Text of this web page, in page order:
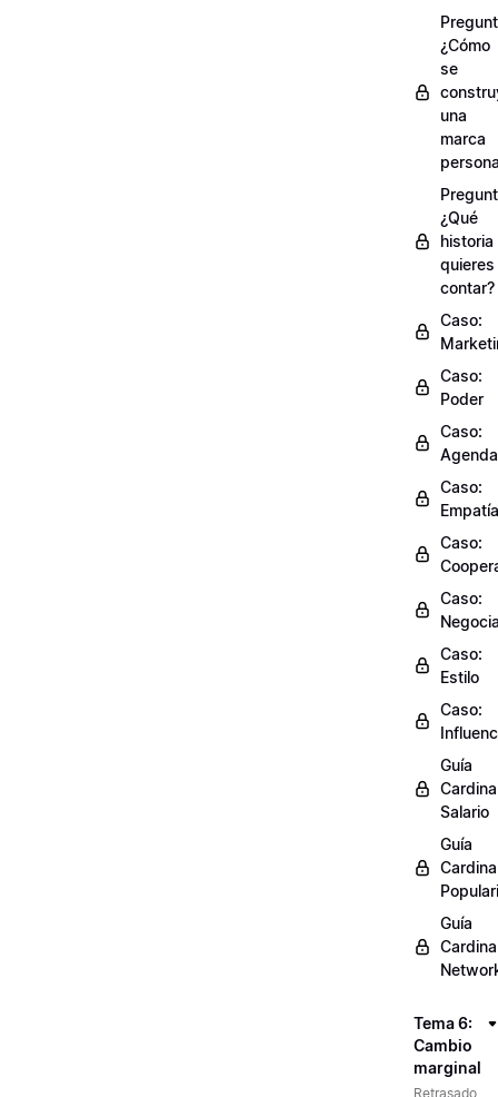
¿Cómo
se
una
marca
¿Qué
historia
quieres
contar?
Caso:
Caso:
Poder
Caso:
Agenda
Caso:
Empatía
Caso:
Caso:
Caso:
Estilo
Caso:
Guía
Salario
Guía
Guía
Tema 6:
Cambio
marginal
Retrasado